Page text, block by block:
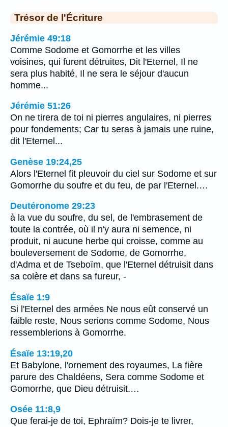
Trésor de l'Écriture
Jérémie 49:18
Comme Sodome et Gomorrhe et les villes
voisines, qui furent détruites, Dit l'Eternel, Il ne
sera plus habité, Il ne sera le séjour d'aucun
homme...
Jérémie 51:26
On ne tirera de toi ni pierres angulaires, ni pierres
pour fondements; Car tu seras à jamais une ruine,
dit l'Eternel...
Genèse 19:24,25
Alors l'Eternel fit pleuvoir du ciel sur Sodome et sur
Gomorrhe du soufre et du feu, de par l'Eternel.…
Deutéronome 29:23
à la vue du soufre, du sel, de l'embrasement de
toute la contrée, où il n'y aura ni semence, ni
produit, ni aucune herbe qui croisse, comme au
bouleversement de Sodome, de Gomorrhe,
d'Adma et de Tseboïm, que l'Eternel détruisit dans
sa colère et dans sa fureur, -
Ésaïe 1:9
Si l'Eternel des armées Ne nous eût conservé un
faible reste, Nous serions comme Sodome, Nous
ressemblerions à Gomorrhe.
Ésaïe 13:19,20
Et Babylone, l'ornement des royaumes, La fière
parure des Chaldéens, Sera comme Sodome et
Gomorrhe, que Dieu détruisit.…
Osée 11:8,9
Que ferai-je de toi, Ephraïm? Dois-je te livrer,